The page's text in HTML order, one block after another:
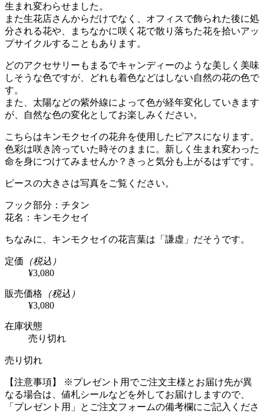
生まれ変わらせました。
また生花店さんからだけでなく、オフィスで飾られた後に処
分される花や、まちなかに咲く花で散り落ちた花を拾いアッ
プサイクルすることもあります。
どのアクセサリーもまるでキャンディーのような美しく美味
しそうな色ですが、どれも着色などはしない自然の花の色で
す。
また、太陽などの紫外線によって色が経年変化していきます
が、自然な色の変化としてお楽しみください。
こちらはキンモクセイの花弁を使用したピアスになります。
色彩は咲き誇っていた時そのままに。新しく生まれ変わった
命を身につけてみませんか？きっと気分も上がるはずです。
ピースの大きさは写真をご覧ください。
フック部分：チタン
花名：キンモクセイ
ちなみに、キンモクセイの花言葉は「謙虚」だそうです。
定価 （税込）
¥3,080
販売価格 （税込）
¥3,080
在庫状態
売り切れ
売り切れ
【注意事項】
※プレゼント用でご注文主様とお届け先が異
なる場合は、値札シールなどを外してお届けしますので、
「プレゼント用」とご注文フォームの備考欄にご記入くださ